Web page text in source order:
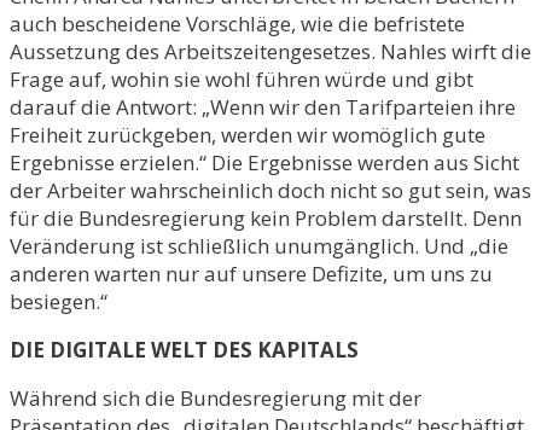
auch bescheidene Vorschläge, wie die befristete
Aussetzung des Arbeitszeitengesetzes. Nahles wirft die
Frage auf, wohin sie wohl führen würde und gibt
darauf die Antwort: „Wenn wir den Tarifparteien ihre
Freiheit zurückgeben, werden wir womöglich gute
Ergebnisse erzielen.“ Die Ergebnisse werden aus Sicht
der Arbeiter wahrscheinlich doch nicht so gut sein, was
für die Bundesregierung kein Problem darstellt. Denn
Veränderung ist schließlich unumgänglich. Und „die
anderen warten nur auf unsere Defizite, um uns zu
besiegen.“
DIE DIGITALE WELT DES KAPITALS
Während sich die Bundesregierung mit der